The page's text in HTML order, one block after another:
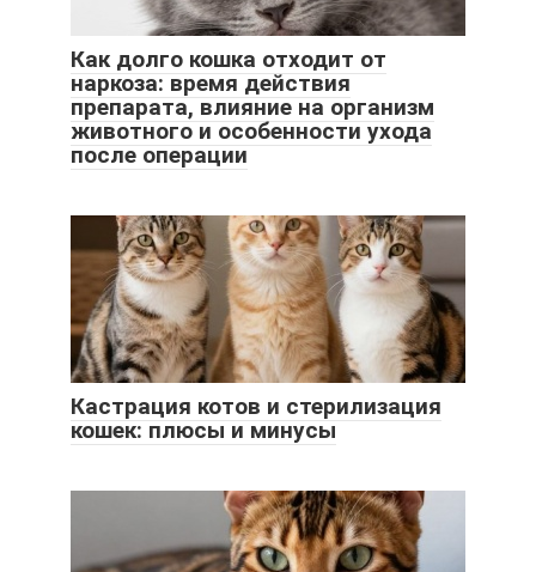
Как долго кошка отходит от
наркоза: время действия
препарата, влияние на организм
животного и особенности ухода
после операции
Кастрация котов и стерилизация
кошек: плюсы и минусы